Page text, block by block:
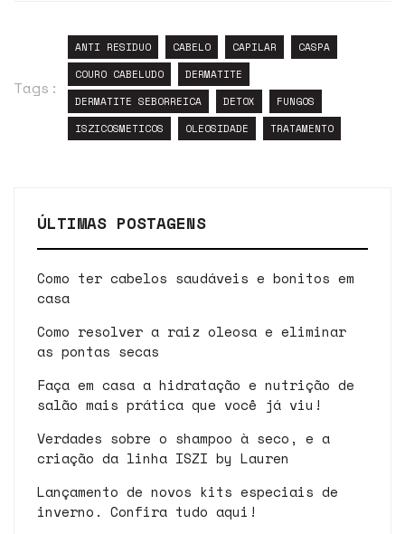
Tags:
ANTI RESIDUO CABELO CAPILAR
CASPA
COURO CABELUDO
DERMATITE
DERMATITE SEBORREICA
DETOX
FUNGOS
ISZICOSMETICOS
OLEOSIDADE TRATAMENTO
ÚLTIMAS POSTAGENS
Como ter cabelos saudáveis e bonitos em
casa
Como resolver a raiz oleosa e eliminar
as pontas secas
Faça em casa a hidratação e nutrição de
salão mais prática que você já viu!
Verdades sobre o shampoo à seco, e a
criação da linha ISZI by Lauren
Lançamento de novos kits especiais de
inverno. Confira tudo aqui!